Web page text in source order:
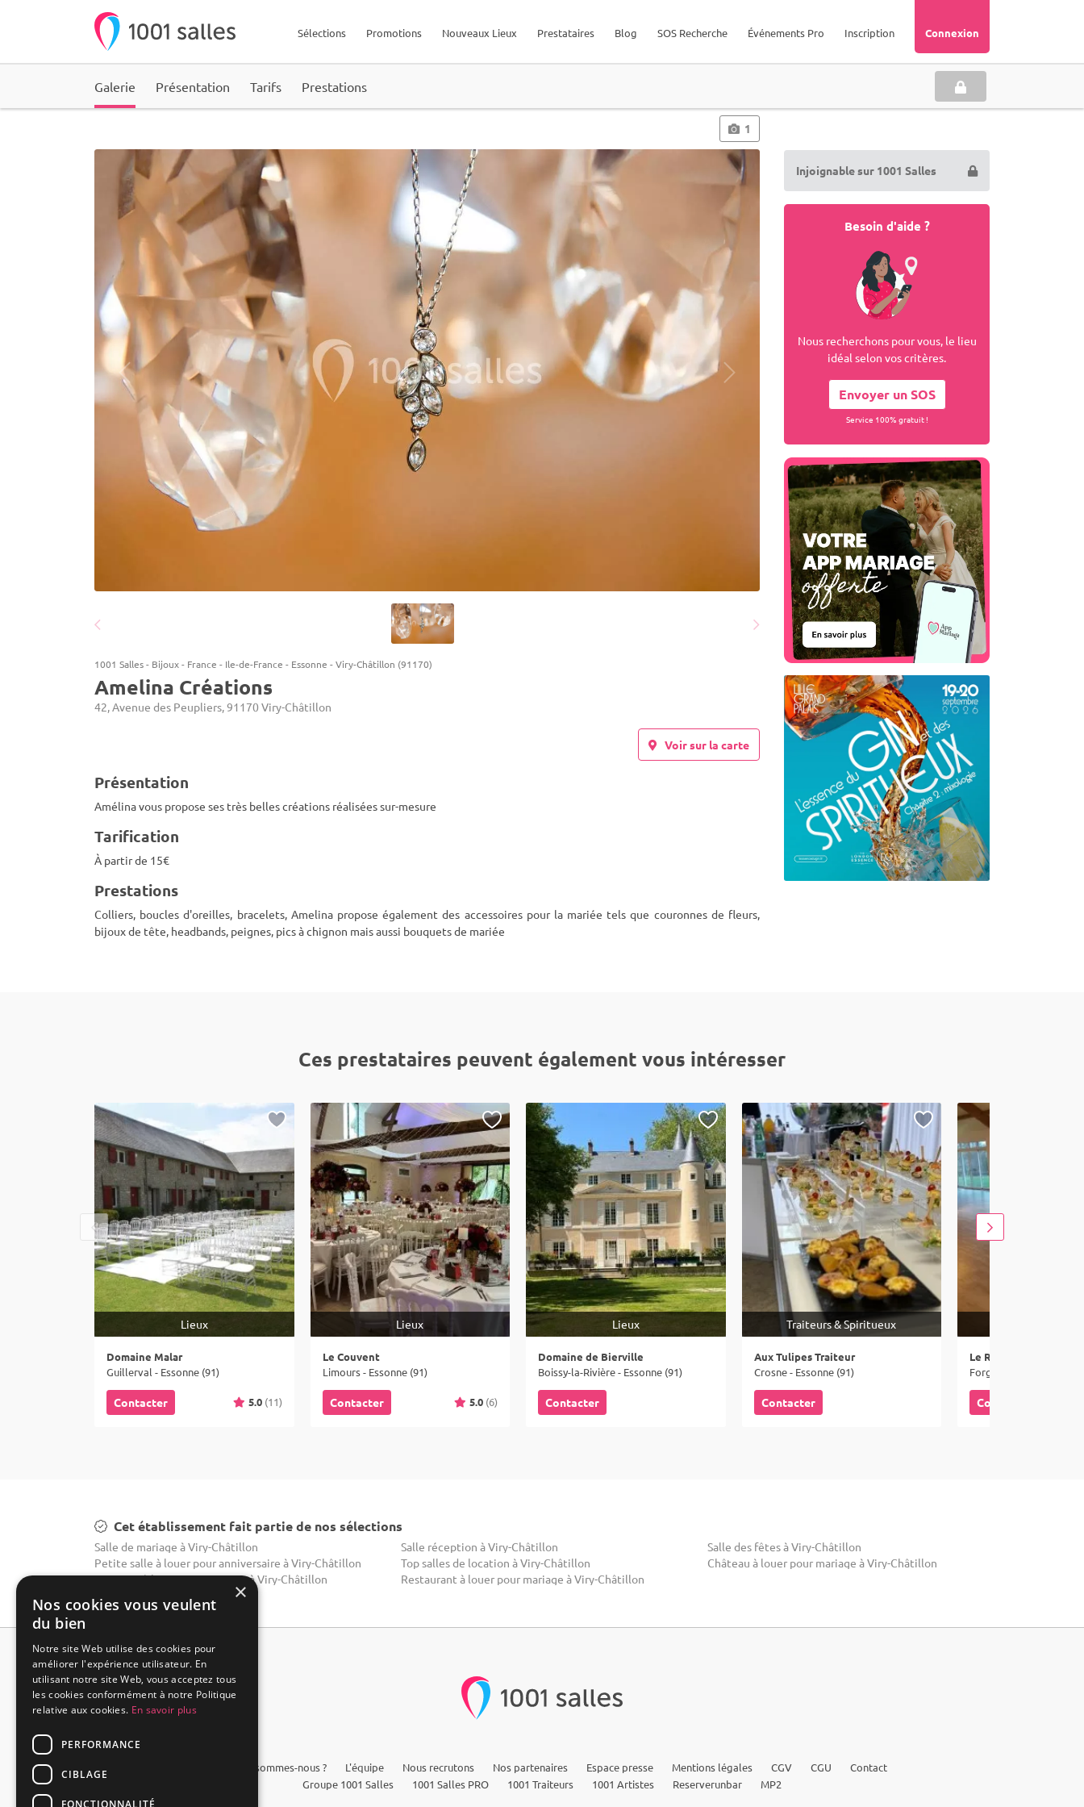
Connexion
Inscription
Événements Pro
SOS Recherche
Blog
Prestataires
Nouveaux Lieux
Promotions
Sélections
Galerie Présentation Tarifs Prestations
1
1001 Salles- Bijoux- France - Ile-de-France - Essonne -Viry-Châtillon (91170)
Amelina Créations
42, Avenue des Peupliers, 91170 Viry-Châtillon
Voir sur la carte
Présentation
Amélina vous propose ses très belles créations réalisées sur-mesure
Tarification
À partir de 15€
Prestations
Colliers, boucles d'oreilles, bracelets, Amelina propose également des accessoires pour la mariée tels que couronnes de fleurs,
bijoux de tête, headbands, peignes, pics à chignon mais aussi bouquets de mariée
Injoignable sur 1001 Salles
Besoin d'aide ?
Nous recherchons pour vous, le lieu
idéal selon vos critères.
Envoyer un SOS
Service 100% gratuit !
Ces prestataires peuvent également vous intéresser
Lieux
Domaine Malar
Guillerval - Essonne (91)
Contacter 5.0 (11)
Lieux
Le Couvent
Limours - Essonne (91)
Contacter 5.0 (6)
Lieux
Domaine de Bierville
Boissy-la-Rivière - Essonne (91)
Contacter
Traiteurs & Spiritueux
Aux Tulipes Traiteur
Crosne - Essonne (91)
Contacter
Le Restaurant du Golf
Forges-les-Bains -
Contacter
Cet établissement fait partie de nos sélections
Salle de mariage à Viry-Châtillon Salle réception à Viry-Châtillon
Salle des fêtes à Viry-Châtillon
Petite salle à louer pour anniversaire à Viry-Châtillon
Top salles de location à Viry-Châtillon
Château à louer pour mariage à Viry-Châtillon
Domaine à louer pour mariage à Viry-Châtillon
Restaurant à louer pour mariage à Viry-Châtillon
Qui sommes-nous ? L'équipe Nous recrutons Nos partenaires Espace presse Mentions légales CGV CGU
Contact
Groupe 1001 Salles
1001 Salles PRO 1001 Traiteurs 1001 Artistes Reserverunbar MP2
×
Nos cookies vous veulent
du bien
Notre site Web utilise des cookies pour
améliorer l'expérience utilisateur. En
utilisant notre site Web, vous acceptez tous
les cookies conformément à notre Politique
relative aux cookies. En savoir plus
PERFORMANCE
CIBLAGE
FONCTIONNALITÉ